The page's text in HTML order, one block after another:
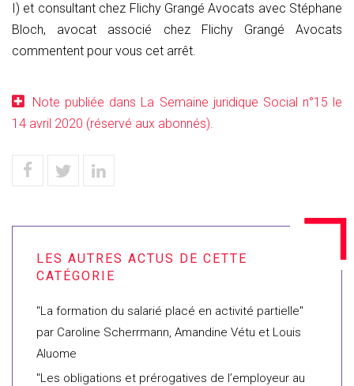
I) et consultant chez Flichy Grangé Avocats avec Stéphane
Bloch, avocat associé chez Flichy Grangé Avocats
commentent pour vous cet arrêt.
Note publiée dans La Semaine juridique Social n°15 le
14 avril 2020 (réservé aux abonnés).
"La formation du salarié placé en activité partielle"
par Caroline Scherrmann, Amandine Vétu et Louis
Aluome
"Les obligations et prérogatives de l’employeur au